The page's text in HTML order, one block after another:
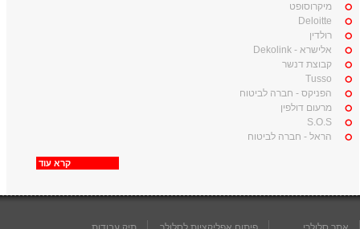
מיקרוסופט
Deloitte
רולדין
אלישרא - Dekolink
קבוצת דנשר
Tusso
הפניקס - חברה לביטוח
מרעום דולפין
S.O.S
הראל - חברה לביטוח
קרא עוד